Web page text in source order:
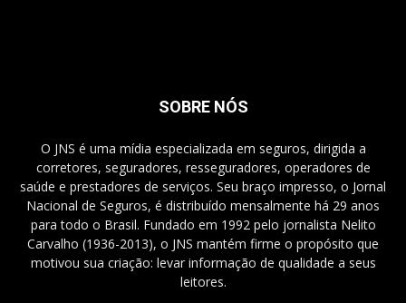
SOBRE NÓS
O JNS é uma mídia especializada em seguros, dirigida a
corretores, seguradores, resseguradores, operadores de
saúde e prestadores de serviços. Seu braço impresso, o Jornal
Nacional de Seguros, é distribuído mensalmente há 29 anos
para todo o Brasil. Fundado em 1992 pelo jornalista Nelito
Carvalho (1936-2013), o JNS mantém firme o propósito que
motivou sua criação: levar informação de qualidade a seus
leitores.